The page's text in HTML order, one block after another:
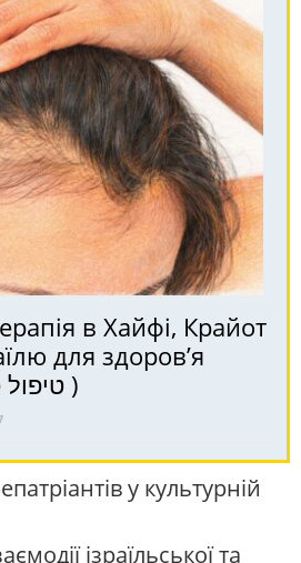
в Хайфі, Крайот
для здоров’я
волосся ( טיפול פרפ )
у культурній
ізраїльської та